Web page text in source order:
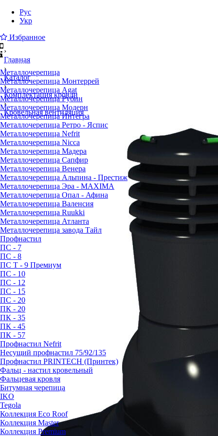
Рус
Укр
Избранное
Каталог
Металлочерепица
Металлочерепица Монтеррей
Металлочерепица Agat
Металлочерепица Рубин
Металлочерепица Модерн
Металлочерепица Интегра
Металлочерепица Ретро - Яспис
Металлочерепица Nefrit
Металлочерепица Nicca
Металлочерепица Мадера
Металлочерепица Сапфир
Металлочерепица Венера
Металлочерепица Альпина - Престиж
Металлочерепица Эра - MAXIMA
Металлочерепица Опал - Афина
Металлочерепица Валенсия
Металлочерепица Ruukki
Металлочерепица Атланта
Металлочерепица завода Тайл
Профнастил
ПС - 7
ПС - 8
ПС Т - 9 Премиум
ПС - 10
ПС - 12
ПС - 15
ПС - 20
ПК - 20
ПК - 35
ПК - 45
ПК - 57
Профнастил Nefrit
Несущий профнастил 75/92/135
Профнастил PRINTECH (Принтек)
Фальц - настил кровельный
Фальцевая кровля
Битумная черепица
IKO
Tegola
Коллекция Eco Roof
Коллекция Master
Коллекция Premium
›
Главная
›
Каталог
›
Комплектация кровли
›
Кровельная вентиляция